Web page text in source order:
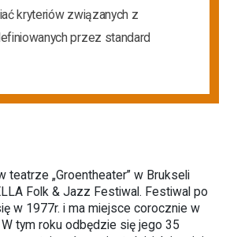
kryteriów związanych z
przez standard
teatrze „Groentheater” w Brukseli
Folk & Jazz Festiwal. Festiwal po
w 1977r. i ma miejsce corocznie w
tym roku odbędzie się jego 35